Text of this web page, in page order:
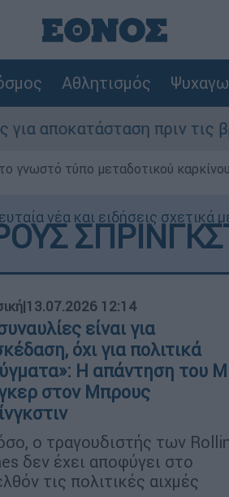
Αθλητισμός
πριν τις βροχές
γνωστό τύπο μεταδοτικού
νέα και ειδήσεις σχετικά
|13.07.2026 12:14
είναι για
όχι για πολιτικά
Η απάντηση του
στον Μπρους
ο τραγουδιστής των
δεν έχει αποφύγει στο
τις πολιτικές αιχμές